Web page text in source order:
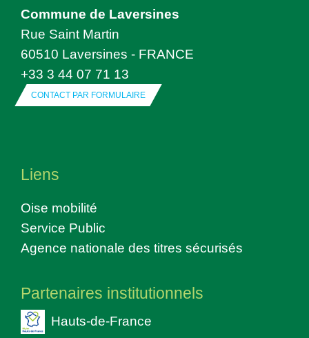
Commune de Laversines
Rue Saint Martin
60510 Laversines - FRANCE
+33 3 44 07 71 13
CONTACT PAR FORMULAIRE
Liens
Oise mobilité
Service Public
Agence nationale des titres sécurisés
Partenaires institutionnels
Hauts-de-France